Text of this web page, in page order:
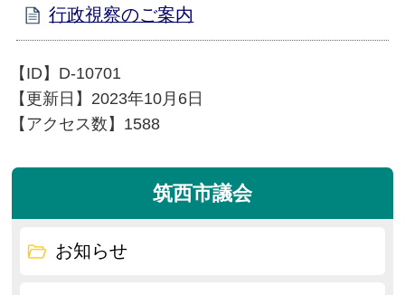
行政視察のご案内
【ID】 D-10701
【更新日】 2023年10月6日
【アクセス数】 1588
筑西市議会
お知らせ